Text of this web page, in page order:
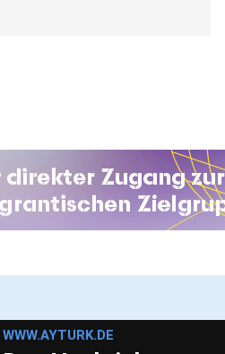
WWW.AYTURK.DE